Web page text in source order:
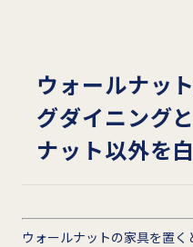
ウォールナッ
グダイニング
ナット以外を
ウォールナットの家具を置く